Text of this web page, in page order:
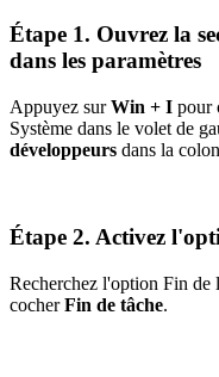
Étape 1. Ouvrez la
dans les paramètres
Appuyez surWin + I pour
Système dans le volet de
développeurs dans la
Étape 2. Activez
Recherchez l'option Fin de
cocherFin de tâche.